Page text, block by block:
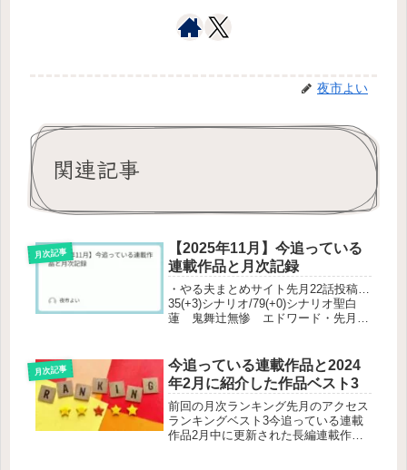
夜市よい
関連記事
月次記事
【2025年11月】今追っている
連載作品と月次記録
・やる夫まとめサイト先月22話投稿…
35(+3)シナリオ/79(+0)シナリオ聖白
蓮 鬼舞辻無惨 エドワード・先月読
生程度で胸の穴は埋まらない (電撃文
庫)...
月次記事
今追っている連載作品と2024
年2月に紹介した作品ベスト3
前回の月次ランキング先月のアクセス
ランキングベスト3今追っている連載
作品2月中に更新された長編連載作品